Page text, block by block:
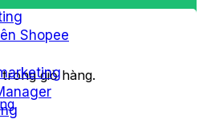
giỏ hàng.
Shopee